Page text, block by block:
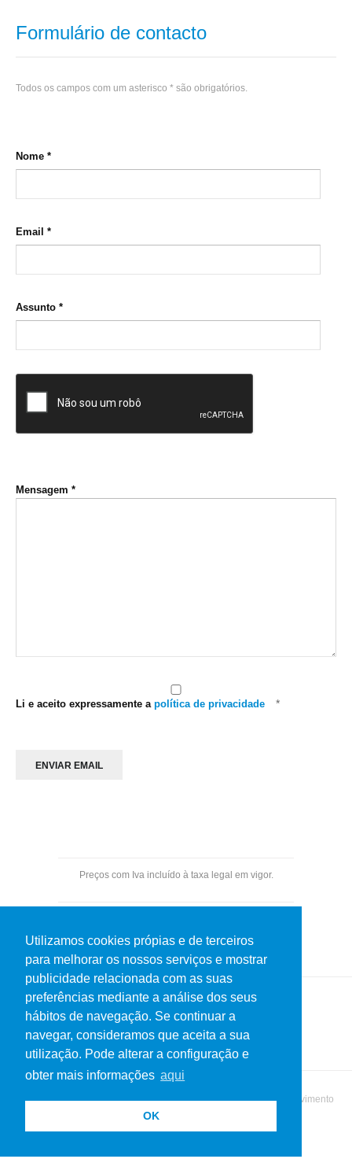
Utilizamos cookies própias e de terceiros
para melhorar os nossos serviços e mostrar
publicidade relacionada com as suas
preferências mediante a análise dos seus
hábitos de navegação. Se continuar a
navegar, consideramos que aceita a sua
utilização. Pode alterar a configuração e
obter mais informações aqui
OK
Formulário de contacto
Todos os campos com um asterisco * são obrigatórios.
Nome *
Email *
Assunto *
Mensagem *
Li e aceito expressamente a política de privacidade *
ENVIAR EMAIL
Preços com Iva incluído à taxa legal em vigor.
Política de Privacidade
© 2019 Netos do Martins. Todos os direitos reservados | Desenvolvimento
MatrizActiva